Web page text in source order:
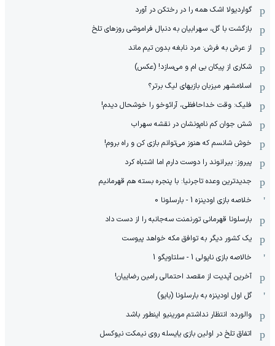
گواردیولا اشک همه را در رختکن در آورد
بازگشت با گل، سهرابیان به دنبال فراموشی روزهای تلخ
از عرش به فرش: مرد نابغه‌ بدون تیم ماند
شکاری از پیکان بی ام و می‌سازد! (عکس)
اسلامشهر میزبان بازیهای لیگ برتر؟
فلیک: وقت خداحافظی، آرائوخو را خوشحال دیدم!
شش جوان کم نام‌و‌نشان در نقشه سهراب
خوش شانسم که هنوز می‌توانم بازی کن و راه بروم!
پیروز: بیرانوند را دوست دارم اما اشتباه کرد
جدیدترین وعده تاجرنیا: با پنجره بسته هم قهرمانیم
خلاصه بازی اودینزه 1 - بارسلونا 0
بارسلونا قهرمانی تورنمنت سه‌جانبه را از دست داد
یک کشور دیگر به توافق مکه خواهد پیوست
خالاصه بازی ناپولی 1 - سلتاویگو 1
آخرین آپدیت از مقصد احتمالی رامین رضاییان!
گل اول اودینزه به بارسلونا (بایو)
والورده: انتظار نداشتم مورینیو اینطور باشد
اتفاق تلخ در اولین بازی یایسله روی نیمکت نیوکسل